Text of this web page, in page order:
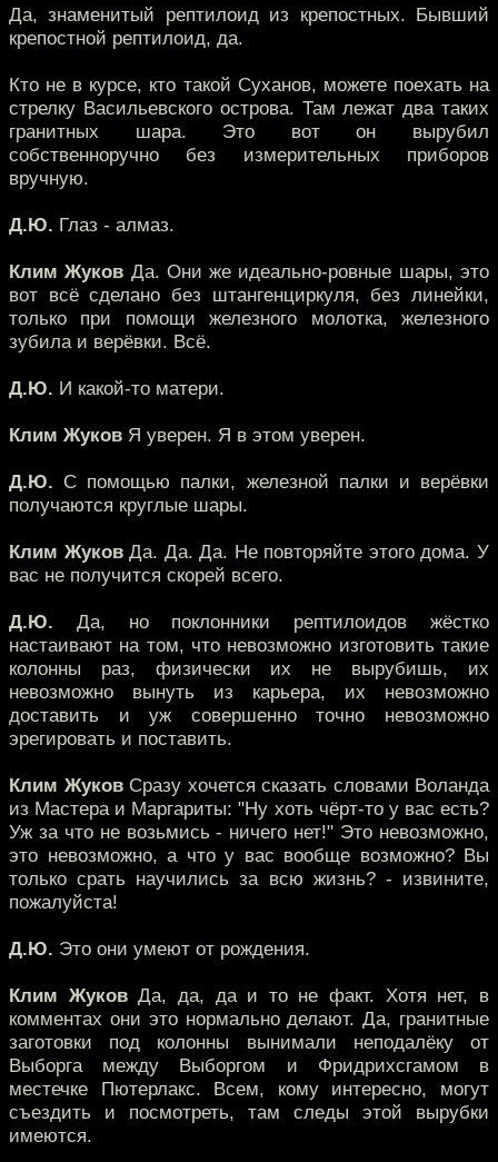
Да, знаменитый рептилоид из крепостных. Бывший
крепостной рептилоид, да.
Кто не в курсе, кто такой Суханов, можете поехать на
стрелку Васильевского острова. Там лежат два таких
гранитных шара. Это вот он вырубил
собственноручно без измерительных приборов
вручную.
Д.Ю. Глаз - алмаз.
Клим Жуков Да. Они же идеально-ровные шары, это
вот всё сделано без штангенциркуля, без линейки,
только при помощи железного молотка, железного
зубила и верёвки. Всё.
Д.Ю. И какой-то матери.
Клим Жуков Я уверен. Я в этом уверен.
Д.Ю. С помощью палки, железной палки и верёвки
получаются круглые шары.
Клим ЖуковДа. Да. Да. Не повторяйте этого дома. У
вас не получится скорей всего.
Д.Ю. Да, но поклонники рептилоидов жёстко
настаивают на том, что невозможно изготовить такие
колонны раз, физически их не вырубишь, их
невозможно вынуть из карьера, их невозможно
доставить и уж совершенно точно невозможно
эрегировать и поставить.
Клим ЖуковСразу хочется сказать словами Воланда
из Мастера и Маргариты: "Ну хоть чёрт-то у вас есть?
Уж за что не возьмись - ничего нет!" Это невозможно,
это невозможно, а что у вас вообще возможно? Вы
только срать научились за всю жизнь? - извините,
пожалуйста!
Д.Ю. Это они умеют от рождения.
Клим ЖуковДа, да, да и то не факт. Хотя нет, в
комментах они это нормально делают. Да, гранитные
заготовки под колонны вынимали неподалёку от
Выборга между Выборгом и Фридрихсгамом в
местечке Пютерлакс. Всем, кому интересно, могут
съездить и посмотреть, там следы этой вырубки
имеются.